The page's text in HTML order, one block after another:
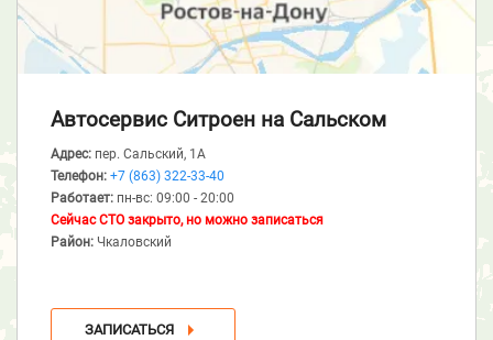
Автосервис Ситроен на Сальском
Адрес: пер. Сальский, 1А
Телефон: +7 (863) 322-33-40
Работает: пн-вс: 09:00 - 20:00
Сейчас СТО закрыто, но можно записаться
Район: Чкаловский
ЗАПИСАТЬСЯ